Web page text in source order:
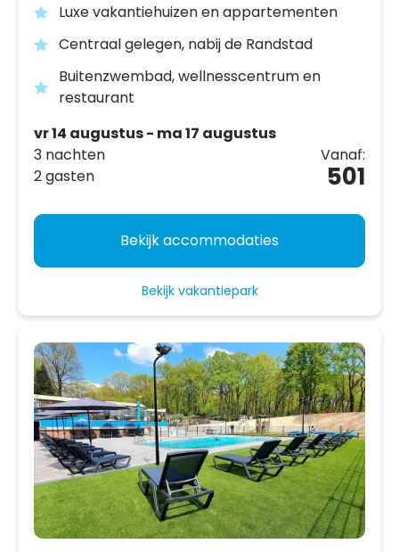
Luxe vakantiehuizen en appartementen
Centraal gelegen, nabij de Randstad
Buitenzwembad, wellnesscentrum en
restaurant
vr 14 augustus - ma 17 augustus
3 nachten
2 gasten
Vanaf:
501
Bekijk accommodaties
Bekijk vakantiepark